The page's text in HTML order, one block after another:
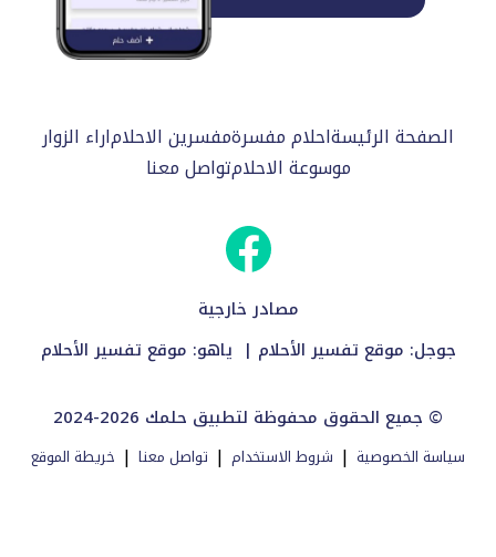
الصفحة الرئيسةاحلام مفسرةمفسرين الاحلاماراء الزوار
موسوعة الاحلامتواصل معنا
مصادر خارجية
جوجل: موقع تفسير الأحلام | ياهو: موقع تفسير الأحلام
2024-2026 جميع الحقوق محفوظة لتطبيق حلمك ©
سياسة الخصوصية | شروط الاستخدام | تواصل معنا | خريطة الموقع